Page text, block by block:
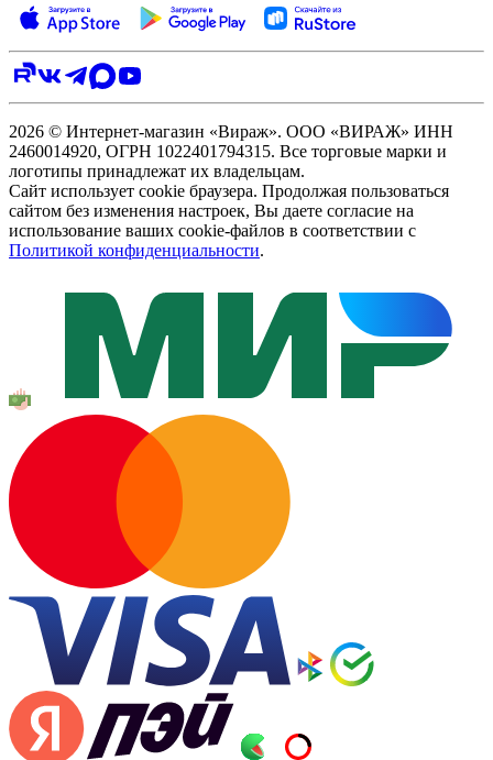
2026 © Интернет-магазин «Вираж». ООО «ВИРАЖ» ИНН
2460014920, ОГРН 1022401794315. Все торговые марки и
логотипы принадлежат их владельцам.
Сайт использует cookie браузера. Продолжая пользоваться
сайтом без изменения настроек, Вы даете согласие на
использование ваших cookie-файлов в соответствии с
Политикой конфиденциальности.